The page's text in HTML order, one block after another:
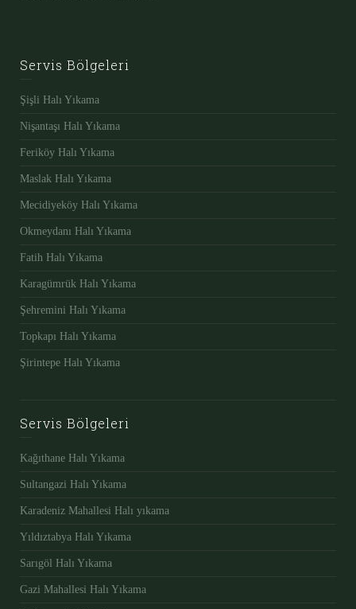
Servis Bölgeleri
Şişli Halı Yıkama
Nişantaşı Halı Yıkama
Feriköy Halı Yıkama
Maslak Halı Yıkama
Mecidiyeköy Halı Yıkama
Okmeydanı Halı Yıkama
Fatih Halı Yıkama
Karagümrük Halı Yıkama
Şehremini Halı Yıkama
Topkapı Halı Yıkama
Şirintepe Halı Yıkama
Servis Bölgeleri
Kağıthane Halı Yıkama
Sultangazi Halı Yıkama
Karadeniz Mahallesi Halı yıkama
Yıldıztabya Halı Yıkama
Sarıgöl Halı Yıkama
Gazi Mahallesi Halı Yıkama